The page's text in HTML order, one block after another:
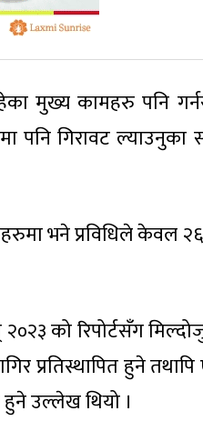
मुख्य कामहरु पनि
पनि गिरावट ल्याउनुका
भने प्रविधिले केवल २६
को रिपोर्टसँग
प्रतिस्थापित हुने
हुने उल्लेख थियो ।